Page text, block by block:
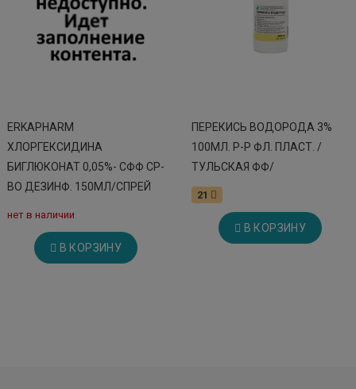
ERKAPHARM
ХЛОРГЕКСИДИНА
БИГЛЮКОНАТ 0,05%- СФФ СР-
ВО ДЕЗИНФ. 150МЛ/СПРЕЙ
нет в наличии
В КОРЗИНУ
ПЕРЕКИСЬ ВОДОРОДА 3%
100МЛ. Р-Р ФЛ. ПЛАСТ. /
ТУЛЬСКАЯ ФФ/
21
В КОРЗИНУ